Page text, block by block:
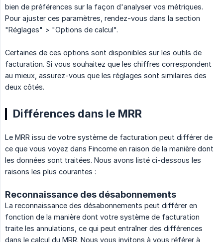
bien de préférences sur la façon d'analyser vos métriques.
Pour ajuster ces paramètres, rendez-vous dans la section
"Réglages" > "Options de calcul".
Certaines de ces options sont disponibles sur les outils de
facturation. Si vous souhaitez que les chiffres correspondent
au mieux, assurez-vous que les réglages sont similaires des
deux côtés.
Différences dans le MRR
Le MRR issu de votre système de facturation peut différer de
ce que vous voyez dans Fincome en raison de la manière dont
les données sont traitées. Nous avons listé ci-dessous les
raisons les plus courantes :
Reconnaissance des désabonnements
La reconnaissance des désabonnements peut différer en
fonction de la manière dont votre système de facturation
traite les annulations, ce qui peut entraîner des différences
dans le calcul du MRR. Nous vous invitons à vous référer à